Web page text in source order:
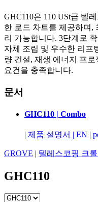
GHC110은 110 USt급 텔
한 로드 차트를 제공하며,
리 가능합니다. 3단계로
자체 조립 및 우수한 리프
량 건설, 재생 에너지 프
요건을 충족합니다.
문서
GHC110 | Combo
| 제품 설명서 | EN |
GROVE | 텔레스코핑 크
GHC110